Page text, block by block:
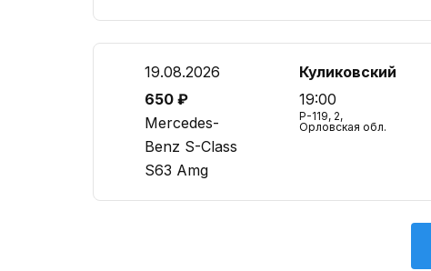
19.08.2026
650 ₽
Mercedes-
Benz S-Class
S63 Amg
Куликовский
19:00
Р-119, 2,
Орловская обл.